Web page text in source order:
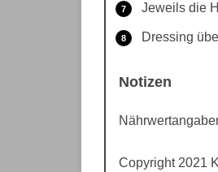
Jeweils die
Dressing
Notizen
Copyright 2021